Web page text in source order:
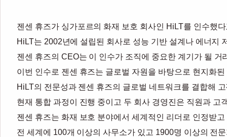
젠센 휴즈가 싱가포르의 화재 보호 회사인 HiLT를 인수했
HiLT는 2002년에 설립된 회사로 성능 기반 설계나 에너지
젠센 휴즈의 CEO는 이 인수가 조직에 중요한 계기가 될
이번 인수로 젠센 휴즈는 글로벌 자원을 바탕으로 현지화
HiLT의 전문성과 젠센 휴즈의 글로벌 네트워크를 결합해
현재 통합 과정이 진행 중이고 두 회사 경영진은 직원과
젠센 휴즈는 화재 보호 분야에서 세계적인 리더로 인정받
전 세계에 100개 이상의 사무소가 있고 1900명 이상의 전